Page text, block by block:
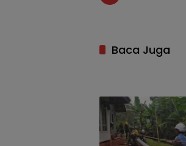
Baca Juga